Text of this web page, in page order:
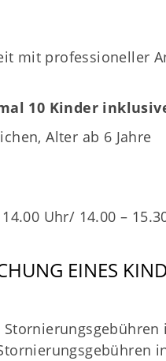
mit professioneller
10 Kinder
Alter ab 6 Jahre
Uhr/ 14.00 –
EINES